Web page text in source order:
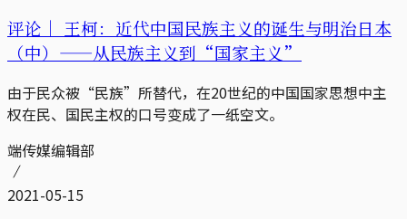
评论｜ 王柯：近代中国民族主义的诞生与明治日本
（中）——从民族主义到“国家主义”
由于民众被“民族”所替代，在20世纪的中国国家思想中主
权在民、国民主权的口号变成了一纸空文。
端传媒编辑部
2021-05-15